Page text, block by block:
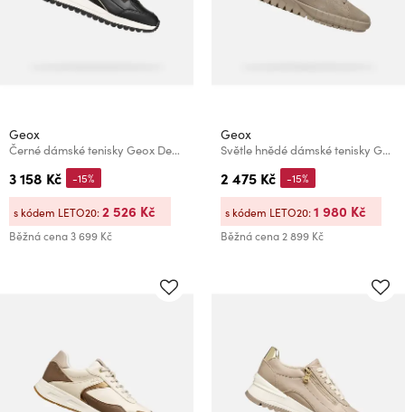
Geox
Černé dámské tenisky Geox Desya
3 158 Kč
Běžná cena3 699 Kč
-15%
s kódem LETO20:2 526 Kč
Geox
Světle hnědé dámské tenisky Geox Flextride Plus
2 475 Kč
Běžná cena2 899 Kč
-15%
s kódem LETO20:1 980 Kč